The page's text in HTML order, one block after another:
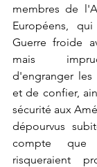
membres de
Européens,
Guerre froide
mais
d'engranger
et de confier,
sécurité aux
dépourvus
compte que
risqueraient